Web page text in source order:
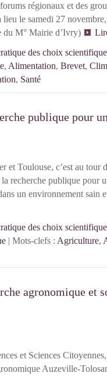
régionaux et des
lieu le samedi 27 novembre
du M° Mairie d’Ivry)
des choix
, Alimentation, Brevet,
, Santé
publique pour
et Toulouse, c’est au tour
recherche publique pour
un environnement sain
des choix
| Mots-clefs : Agriculture,
agronomique et
et Sciences
Auzeville-